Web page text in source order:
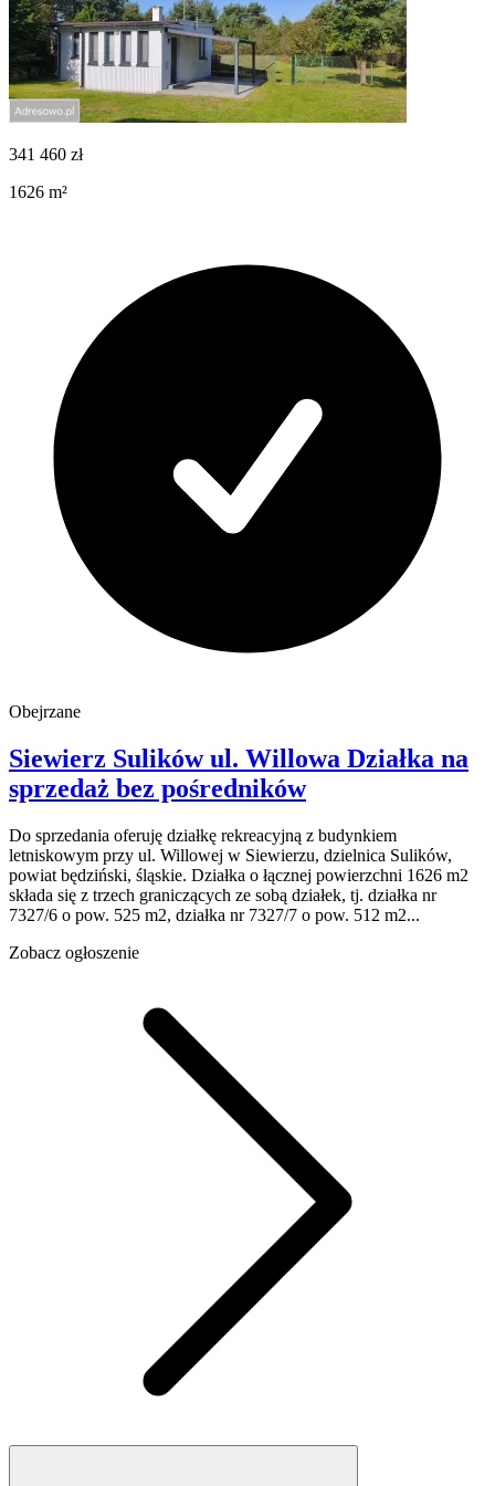
341 460 zł
1626 m²
Obejrzane
Siewierz Sulików ul. Willowa Działka na
sprzedaż bez pośredników
Do sprzedania oferuję działkę rekreacyjną z budynkiem
letniskowym przy ul. Willowej w Siewierzu, dzielnica Sulików,
powiat będziński, śląskie. Działka o łącznej powierzchni 1626 m2
składa się z trzech graniczących ze sobą działek, tj. działka nr
7327/6 o pow. 525 m2, działka nr 7327/7 o pow. 512 m2...
Zobacz ogłoszenie